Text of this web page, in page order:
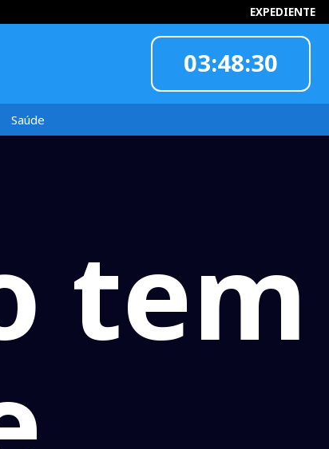
EXPEDIENTE
03:48:31
INFORMOU
Saúde
tem